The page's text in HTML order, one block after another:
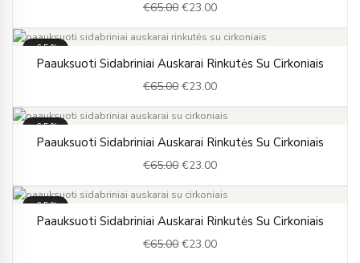
€65.00 was:
€23.00is:
-65%
Paauksuoti Sidabriniai Auskarai Rinkutės Su Cirkoniais
€65.00
price
was:
€23.00
price
is:
-65%
Paauksuoti Sidabriniai Auskarai Rinkutės Su Cirkoniais
€65.00
price
was:
€23.00
price
is:
-65%
Paauksuoti Sidabriniai Auskarai Rinkutės Su Cirkoniais
€65.00
price
was:
€23.00
price
is: